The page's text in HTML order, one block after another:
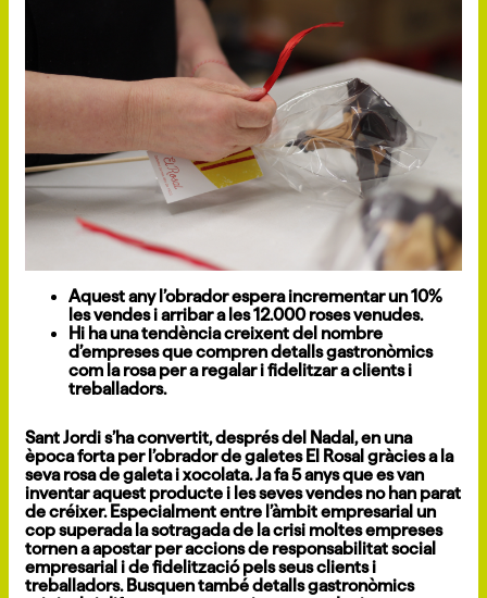
Aquest any l’obrador espera incrementar un 10%
les vendes i arribar a les 12.000 roses venudes.
Hi ha una tendència creixent del nombre
d’empreses que compren detalls gastronòmics
com la rosa per a regalar i fidelitzar a clients i
treballadors.
Sant Jordi s’ha convertit, després del Nadal, en una
època forta per l’obrador de galetes El Rosal gràcies a la
seva rosa de galeta i xocolata. Ja fa 5 anys que es van
inventar aquest producte i les seves vendes no han parat
de créixer. Especialment entre l’àmbit empresarial un
cop superada la sotragada de la crisi moltes empreses
tornen a apostar per accions de responsabilitat social
empresarial i de fidelització pels seus clients i
treballadors. Busquen també detalls gastronòmics